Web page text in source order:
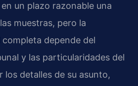
un plazo razonable una
muestras, pero la
depende del
y las particularidades del
los detalles de su asunto,